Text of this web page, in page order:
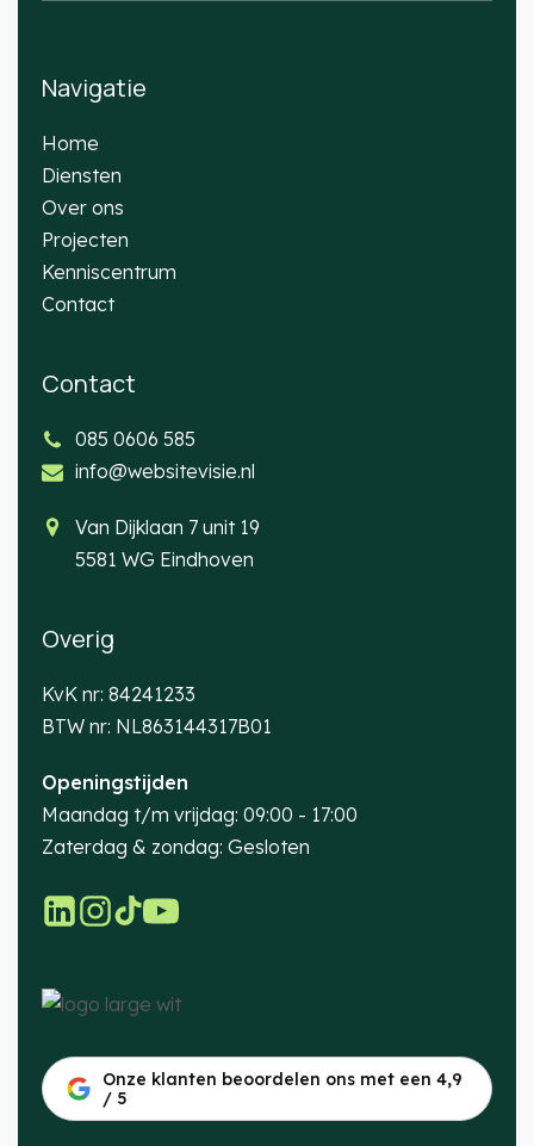
Onze klanten beoordelen ons met een 4,9
/ 5
Navigatie
Home
Diensten
Over ons
Projecten
Kenniscentrum
Contact
Contact
085 0606 585
info@websitevisie.nl
Van Dijklaan 7 unit 19
5581 WG Eindhoven
Overig
KvK nr: 84241233
BTW nr: NL863144317B01
Openingstijden
Maandag t/m vrijdag: 09:00 - 17:00
Zaterdag & zondag: Gesloten